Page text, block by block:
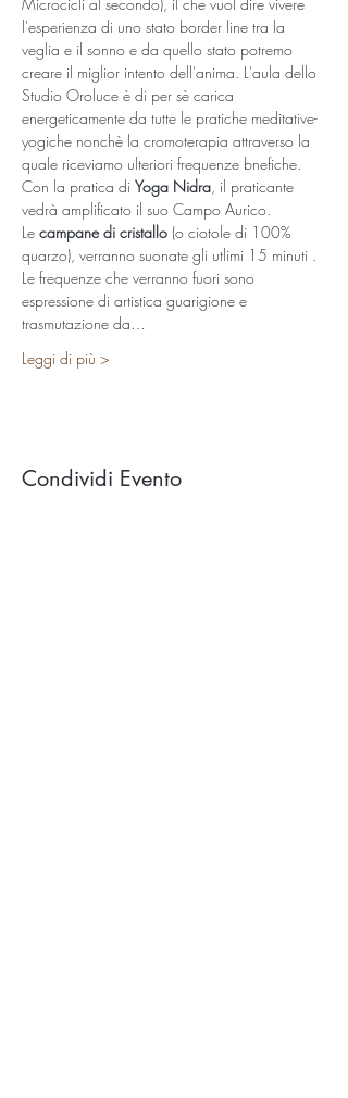
l'esperienza di uno stato border line tra la
veglia e il sonno e da quello stato potremo
creare il miglior intento dell'anima. L'aula dello
Studio Oroluce è di per sè carica
energeticamente da tutte le pratiche meditative-
yogiche nonchè la cromoterapia attraverso la
quale riceviamo ulteriori frequenze bnefiche.
Con la pratica di Yoga Nidra, il praticante
vedrà amplificato il suo Campo Aurico.
Le campane di cristallo (o ciotole di 100%
quarzo), verranno suonate gli utlimi 15 minuti .
Le frequenze che verranno fuori sono
espressione di artistica guarigione e
trasmutazione da…
Leggi di più >
Condividi Evento